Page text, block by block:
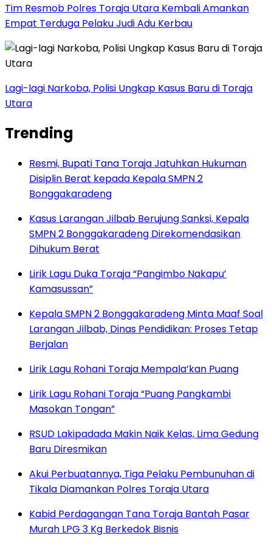
Tim Resmob Polres Toraja Utara Kembali Amankan
Empat Terduga Pelaku Judi Adu Kerbau
Lagi-lagi Narkoba, Polisi Ungkap Kasus Baru di Toraja
Utara
Trending
Resmi, Bupati Tana Toraja Jatuhkan Hukuman
Disiplin Berat kepada Kepala SMPN 2
Bonggakaradeng
Kasus Larangan Jilbab Berujung Sanksi, Kepala
SMPN 2 Bonggakaradeng Direkomendasikan
Dihukum Berat
Lirik Lagu Duka Toraja “Pangimbo Nakapu’
Kamasussan”
Kepala SMPN 2 Bonggakaradeng Minta Maaf Soal
Larangan Jilbab, Dinas Pendidikan: Proses Tetap
Berjalan
Lirik Lagu Rohani Toraja Mempala’kan Puang
Lirik Lagu Rohani Toraja “Puang Pangkambi
Masokan Tongan”
RSUD Lakipadada Makin Naik Kelas, Lima Gedung
Baru Diresmikan
Akui Perbuatannya, Tiga Pelaku Pembunuhan di
Tikala Diamankan Polres Toraja Utara
Kabid Perdagangan Tana Toraja Bantah Pasar
Murah LPG 3 Kg Berkedok Bisnis